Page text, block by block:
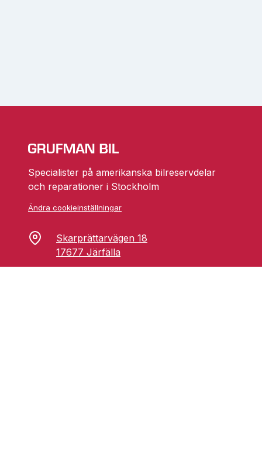
Specialister på amerikanska bilreservdelar
och reparationer i Stockholm
Ändra cookieinställningar
Skarprättarvägen 18
17677 Järfälla